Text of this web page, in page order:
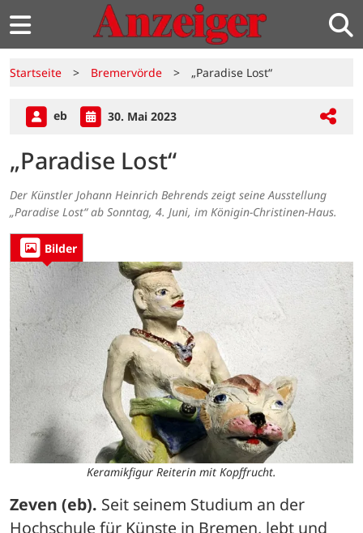
Startseite > Bremervörde > „Paradise Lost“
eb 30. Mai 2023
„Paradise Lost“
Der Künstler Johann Heinrich Behrends zeigt seine Ausstellung
„Paradise Lost“ ab Sonntag, 4. Juni, im Königin-Christinen-Haus.
Bilder
Keramikfigur Reiterin mit Kopffrucht.
Zeven (eb). Seit seinem Studium an der
Hochschule für Künste in Bremen, lebt und